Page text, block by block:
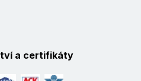
a certifikáty